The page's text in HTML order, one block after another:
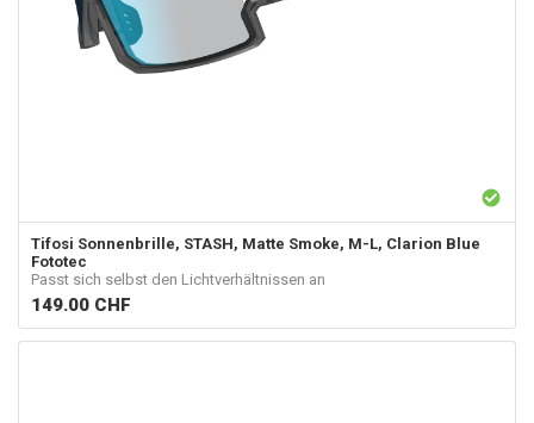
Tifosi Sonnenbrille, STASH, Matte Smoke, M-L, Clarion Blue
Fototec
Passt sich selbst den Lichtverhältnissen an
149.00 CHF